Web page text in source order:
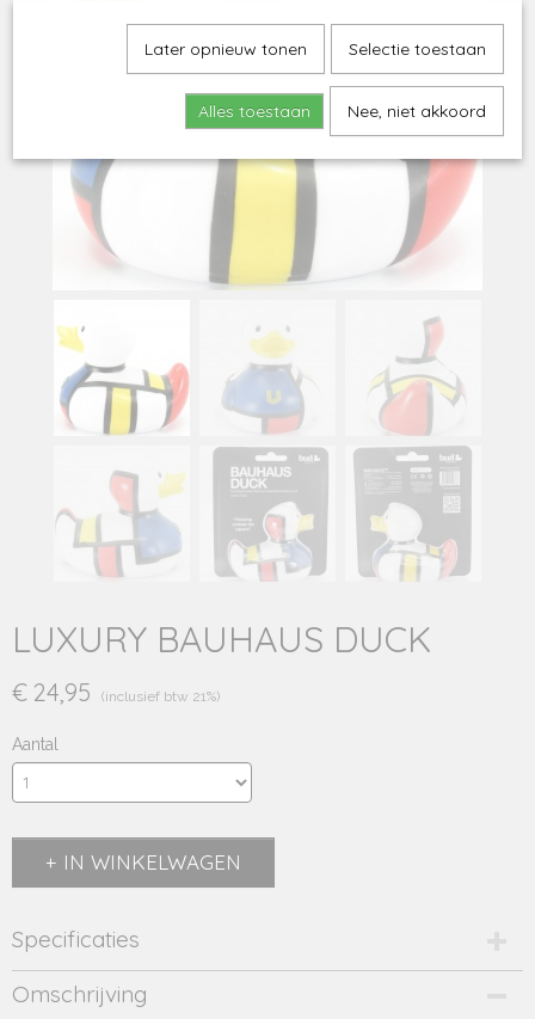
LUXURY BAUHAUS DUCK
€ 24,95 (inclusief btw 21%)
Aantal
IN WINKELWAGEN
Specificaties
Productcode
BUD1195-N
Omschrijving
Later opnieuw tonen Selectie toestaan
Alles toestaan Nee, niet akkoord